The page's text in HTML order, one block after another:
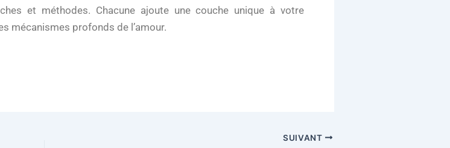
et méthodes. Chacune ajoute une couche unique à votre
mécanismes profonds de l’amour.
SUIVANT